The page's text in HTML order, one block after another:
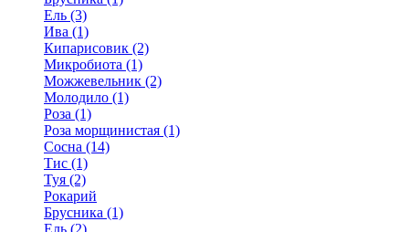
Ель (3)
Ива (1)
Кипарисовик (2)
Микробиота (1)
Можжевельник (2)
Молодило (1)
Роза (1)
Роза морщинистая (1)
Сосна (14)
Тис (1)
Туя (2)
Рокарий
Брусника (1)
Ель (2)